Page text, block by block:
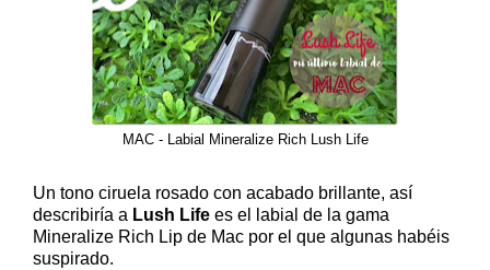
MAC - Labial Mineralize Rich Lush Life
Un tono ciruela rosado con acabado brillante, así
describiría a Lush Life es el labial de la gama
Mineralize Rich Lip de Mac por el que algunas habéis
suspirado.